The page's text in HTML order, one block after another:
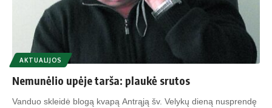
AKTUALIJOS
Nemunėlio upėje tarša: plaukė srutos
Vanduo skleidė blogą kvapą Antrąją šv. Velykų dieną nusprendę